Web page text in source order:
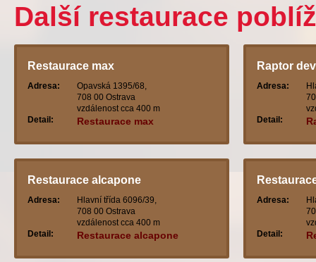
Další restaurace
Restaurace max
Adresa:
Opavská 1395/68,
708 00 Ostrava
vzdálenost cca 400 m
Detail:
Restaurace max
Raptor
Adresa:
Detail:
Restaurace alcapone
Adresa:
Hlavní třída 6096/39,
708 00 Ostrava
vzdálenost cca 400 m
Detail:
Restaurace alcapone
Adresa:
Detail: